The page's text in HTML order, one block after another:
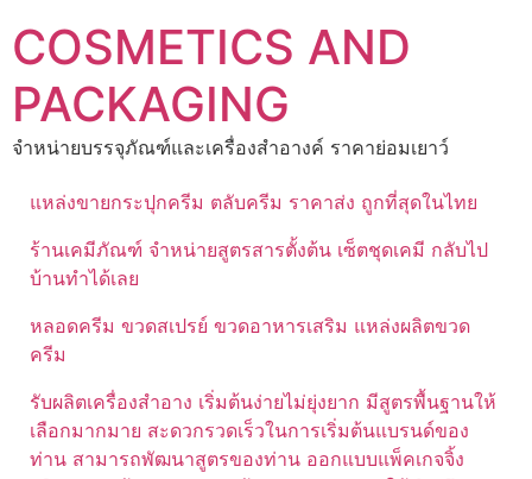
to
content
COSMETICS AND
PACKAGING
จำหน่ายบรรจุภัณฑ์และเครื่องสำอางค์ ราคาย่อมเยาว์
แหล่งขายกระปุกครีม ตลับครีม ราคาส่ง ถูกที่สุดในไทย
ร้านเคมีภัณฑ์ จำหน่ายสูตรสารตั้งต้น เซ็ตชุดเคมี กลับไป
บ้านทำได้เลย
หลอดครีม ขวดสเปรย์ ขวดอาหารเสริม แหล่งผลิตขวด
ครีม
รับผลิตเครื่องสำอาง เริ่มต้นง่ายไม่ยุ่งยาก มีสูตรพื้นฐานให้
เลือกมากมาย สะดวกรวดเร็วในการเริ่มต้นแบรนด์ของ
ท่าน สามารถพัฒนาสูตรของท่าน ออกแบบแพ็คเกจจิ้ง